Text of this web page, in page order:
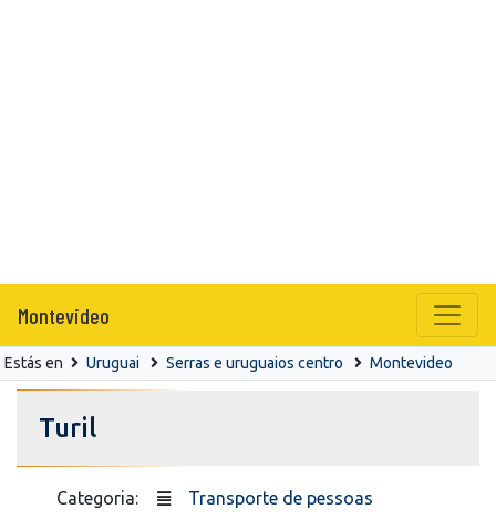
Montevideo
Estás en Uruguai Serras e uruguaios centro Montevideo
Turil
Categoria: Transporte de pessoas